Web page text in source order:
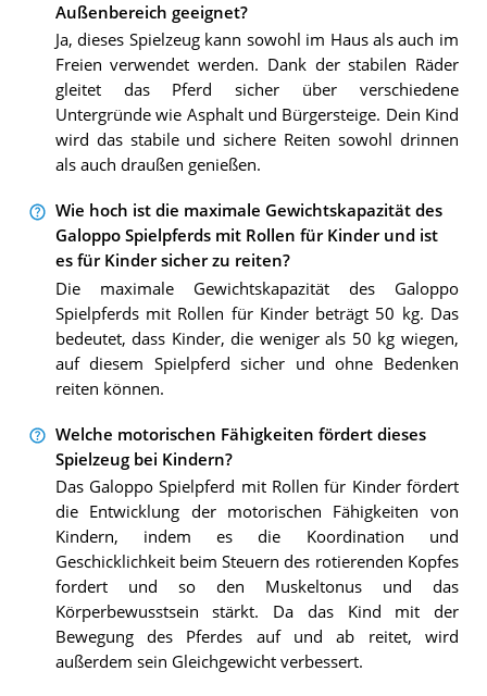
Außenbereich geeignet?
Ja, dieses Spielzeug kann sowohl im Haus als auch im
Freien verwendet werden. Dank der stabilen Räder
gleitet das Pferd sicher über verschiedene
Untergründe wie Asphalt und Bürgersteige. Dein Kind
wird das stabile und sichere Reiten sowohl drinnen
als auch draußen genießen.
Wie hoch ist die maximale Gewichtskapazität des
Galoppo Spielpferds mit Rollen für Kinder und ist
es für Kinder sicher zu reiten?
Die maximale Gewichtskapazität des Galoppo
Spielpferds mit Rollen für Kinder beträgt 50 kg. Das
bedeutet, dass Kinder, die weniger als 50 kg wiegen,
auf diesem Spielpferd sicher und ohne Bedenken
reiten können.
Welche motorischen Fähigkeiten fördert dieses
Spielzeug bei Kindern?
Das Galoppo Spielpferd mit Rollen für Kinder fördert
die Entwicklung der motorischen Fähigkeiten von
Kindern, indem es die Koordination und
Geschicklichkeit beim Steuern des rotierenden Kopfes
fordert und so den Muskeltonus und das
Körperbewusstsein stärkt. Da das Kind mit der
Bewegung des Pferdes auf und ab reitet, wird
außerdem sein Gleichgewicht verbessert.